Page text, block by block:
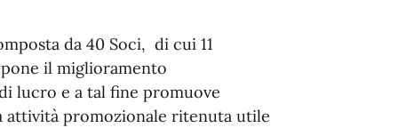
da 40 Soci, di cui 11
il miglioramento
lucro e a tal fine promuove
attività promozionale ritenuta utile